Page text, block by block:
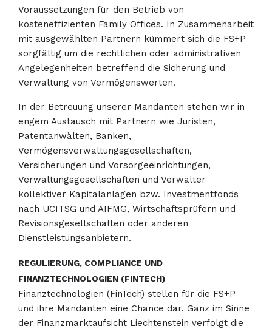
Voraussetzungen für den Betrieb von
kosteneffizienten Family Offices. In Zusammenarbeit
mit ausgewählten Partnern kümmert sich die FS+P
sorgfältig um die rechtlichen oder administrativen
Angelegenheiten betreffend die Sicherung und
Verwaltung von Vermögenswerten.
In der Betreuung unserer Mandanten stehen wir in
engem Austausch mit Partnern wie Juristen,
Patentanwälten, Banken,
Vermögensverwaltungsgesellschaften,
Versicherungen und Vorsorgeeinrichtungen,
Verwaltungsgesellschaften und Verwalter
kollektiver Kapitalanlagen bzw. Investmentfonds
nach UCITSG und AIFMG, Wirtschaftsprüfern und
Revisionsgesellschaften oder anderen
Dienstleistungsanbietern.
REGULIERUNG, COMPLIANCE UND
FINANZTECHNOLOGIEN (FINTECH)
Finanztechnologien (FinTech) stellen für die FS+P
und ihre Mandanten eine Chance dar. Ganz im Sinne
der Finanzmarktaufsicht Liechtenstein verfolgt die